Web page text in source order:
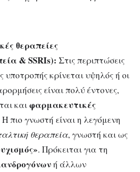
θεραπείες
& SSRIs): Στις περιπτώσεις
υποτροπής κρίνεται υψηλός ή οι
είναι πολύ έντονες,
καιφαρμακευτικές
Η πιο γνωστή είναι η λεγόμενη
θεραπεία, γνωστή και ως
. Πρόκειται για τη
ή άλλων